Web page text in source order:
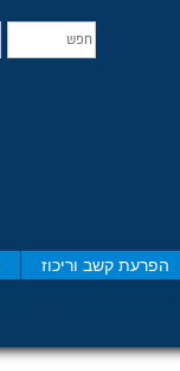
הפרעת קשב וריכוז